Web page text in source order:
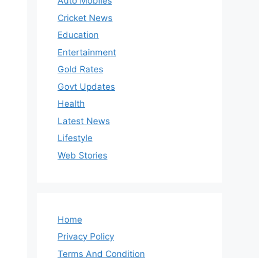
Cricket News
Education
Entertainment
Gold Rates
Govt Updates
Health
Latest News
Lifestyle
Web Stories
Home
Privacy Policy
Terms And Condition